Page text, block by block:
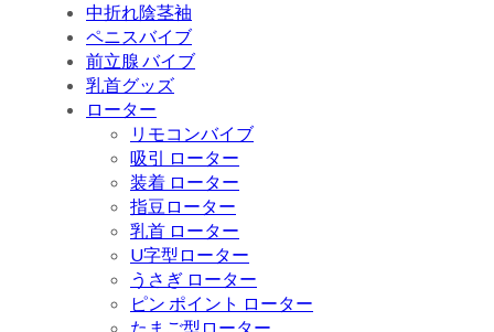
中折れ陰茎袖
ペニスバイブ
前立腺 バイブ
乳首グッズ
ローター
リモコンバイブ
吸引 ローター
装着 ローター
指豆ローター
乳首 ローター
U字型ローター
うさぎ ローター
ピン ポイント ローター
たまご型ローター